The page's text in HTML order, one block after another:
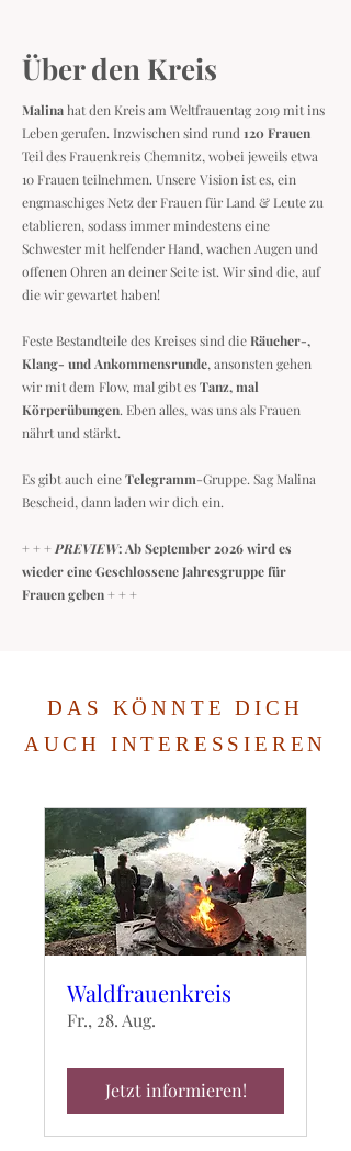
Über den Kreis
Malinahat den Kreis am Weltfrauentag 2019 mit ins
Leben gerufen. Inzwischen sind rund 120 Frauen
Teil des Frauenkreis Chemnitz, wobei jeweils etwa
10 Frauen teilnehmen. Unsere Vision ist es, ein
engmaschiges Netz der Frauen für Land & Leute zu
etablieren, sodass immer mindestens eine
Schwester mit helfender Hand, wachen Augen und
offenen Ohren an deiner Seite ist. Wir sind die, auf
die wir gewartet haben!
Feste Bestandteile des Kreises sind dieRäucher-,
Klang- und Ankommensrunde, ansonsten gehen
wir mit dem Flow, mal gibt esTanz, mal
Körperübungen. Eben alles, was uns als Frauen
nährt und stärkt.
Es gibt auch eineTelegramm-Gruppe. Sag Malina
Bescheid, dann laden wir dich ein.
+ + +PREVIEW: Ab September 2026 wird es
wieder eine Geschlossene Jahresgruppe für
Frauen geben + + +
DAS KÖNNTE DICH
AUCH INTERESSIEREN
Waldfrauenkreis
Fr., 28. Aug.
Jetzt informieren!